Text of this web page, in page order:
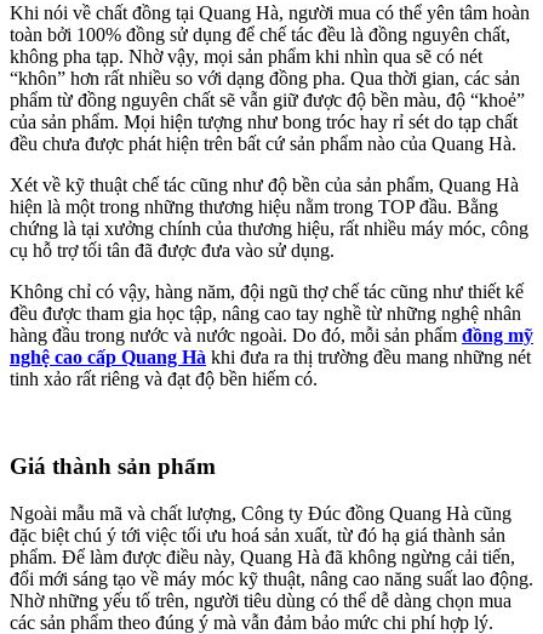
Khi nói về chất đồng tại Quang Hà, người mua có thể yên tâm hoàn
toàn bởi 100% đồng sử dụng để chế tác đều là đồng nguyên chất,
không pha tạp. Nhờ vậy, mọi sản phẩm khi nhìn qua sẽ có nét
“khôn” hơn rất nhiều so với dạng đồng pha. Qua thời gian, các sản
phẩm từ đồng nguyên chất sẽ vẫn giữ được độ bền màu, độ “khoẻ”
của sản phẩm. Mọi hiện tượng như bong tróc hay rỉ sét do tạp chất
đều chưa được phát hiện trên bất cứ sản phẩm nào của Quang Hà.
Xét về kỹ thuật chế tác cũng như độ bền của sản phẩm, Quang Hà
hiện là một trong những thương hiệu nằm trong TOP đầu. Bằng
chứng là tại xưởng chính của thương hiệu, rất nhiều máy móc, công
cụ hỗ trợ tối tân đã được đưa vào sử dụng.
Không chỉ có vậy, hàng năm, đội ngũ thợ chế tác cũng như thiết kế
đều được tham gia học tập, nâng cao tay nghề từ những nghệ nhân
hàng đầu trong nước và nước ngoài. Do đó, mỗi sản phẩm đồng mỹ
nghệ cao cấp Quang Hà khi đưa ra thị trường đều mang những nét
tinh xảo rất riêng và đạt độ bền hiếm có.
Giá thành sản phẩm
Ngoài mẫu mã và chất lượng, Công ty Đúc đồng Quang Hà cũng
đặc biệt chú ý tới việc tối ưu hoá sản xuất, từ đó hạ giá thành sản
phẩm. Để làm được điều này, Quang Hà đã không ngừng cải tiến,
đổi mới sáng tạo về máy móc kỹ thuật, nâng cao năng suất lao động.
Nhờ những yếu tố trên, người tiêu dùng có thể dễ dàng chọn mua
các sản phẩm theo đúng ý mà vẫn đảm bảo mức chi phí hợp lý.